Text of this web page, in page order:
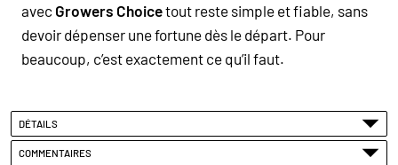
avec Growers Choicetout reste simple et fiable, sans
devoir dépenser une fortune dès le départ. Pour
beaucoup, c’est exactement ce qu’il faut.
DÉTAILS
COMMENTAIRES